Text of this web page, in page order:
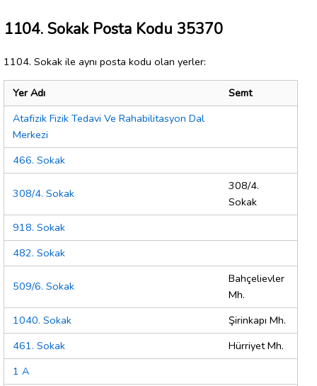
1104. Sokak Posta Kodu 35370
1104. Sokak ile aynı posta kodu olan yerler:
Yer Adı
Semt
Atafizik Fizik Tedavi Ve Rahabilitasyon Dal
Merkezi
466. Sokak
308/4. Sokak
308/4.
Sokak
918. Sokak
482. Sokak
509/6. Sokak
Bahçelievler
Mh.
1040. Sokak
Şirinkapı Mh.
461. Sokak
Hürriyet Mh.
1 A